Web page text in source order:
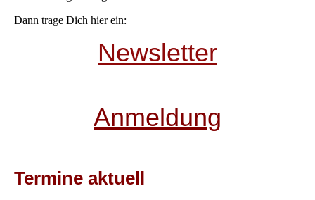
Dann trage Dich hier ein:
Newsletter
Anmeldung
Termine aktuell